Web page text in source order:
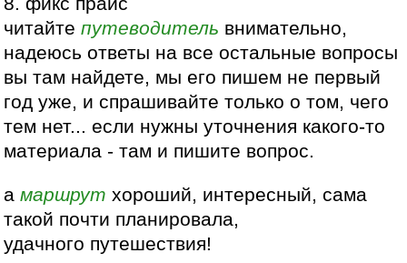
читайтепутеводитель внимательно,
надеюсь ответы на все остальные вопросы
вы там найдете, мы его пишем не первый
год уже, и спрашивайте только о том, чего
тем нет... если нужны уточнения какого-то
материала - там и пишите вопрос.
амаршрут хороший, интересный, сама
такой почти планировала,
удачного путешествия!